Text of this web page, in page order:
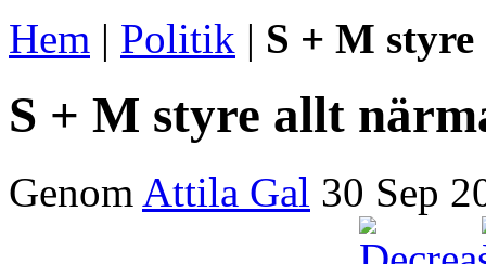
Hem | Politik | S + M
S + M styre allt
Genom Attila Gal 30 Sep